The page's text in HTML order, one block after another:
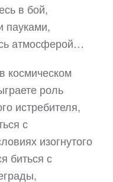
в бой,
пауками,
атмосферой…
космическом
роль
истребителя,
с
изогнутого
биться с